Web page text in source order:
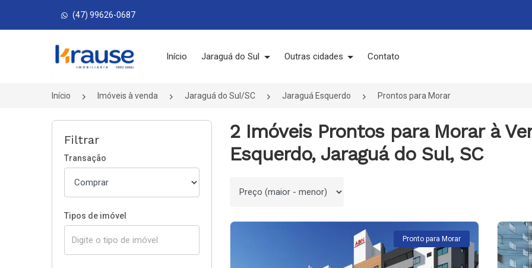
(47) 99626-0687
Página inicial
Início Jaraguá do Sul Outras cidades Contato
Início Imóveis à venda Jaraguá do Sul/SC Jaraguá Esquerdo Prontos para Morar
Filtrar
Transação
Tipos de imóvel
2 Imóveis Prontos para Morar à
Esquerdo, Jaraguá do Sul, SC
Ordenar por
Pronto para Morar